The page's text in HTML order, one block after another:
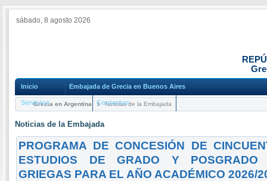
sábado, 8 agosto 2026
Inicio Embajada de Grecia en Buenos Aires
Servicios Contactos
Grecia en Argentina Noticias de la Embajada
Noticias de la Embajada
PROGRAMA DE CONCESIÓN DE
ESTUDIOS DE GRADO Y POSGRADO
GRIEGAS PARA EL AÑO ACADÉMICO 2026/